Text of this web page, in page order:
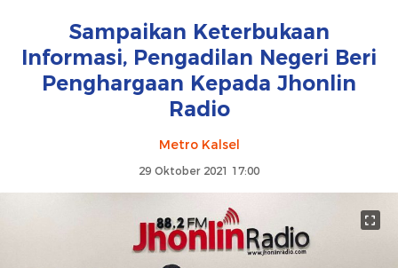
Sampaikan Keterbukaan
Informasi, Pengadilan Negeri Beri
Penghargaan Kepada Jhonlin
Radio
Metro Kalsel
29 Oktober 2021 17:00